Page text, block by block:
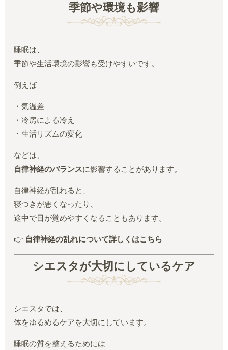
季節や環境も影響
睡眠は、
季節や生活環境の影響も受けやすいです。
例えば
・気温差
・冷房による冷え
・生活リズムの変化
などは、
自律神経のバランスに影響することがあります。
自律神経が乱れると、
寝つきが悪くなったり、
途中で目が覚めやすくなることもあります。
👉 自律神経の乱れについて詳しくはこちら
シエスタが大切にしているケア
シエスタでは、
体をゆるめるケアを大切にしています。
睡眠の質を整えるためには